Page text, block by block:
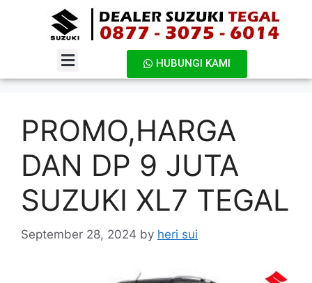
HUBUNGI KAMI
PROMO,HARGA
DAN DP 9 JUTA
SUZUKI XL7 TEGAL
September 28, 2024 by heri sui